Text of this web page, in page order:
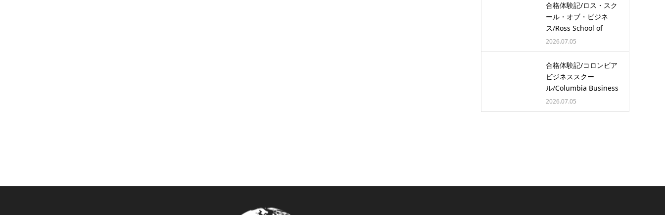
合格体験記/ロス・スク
ール・オブ・ビジネ
ス/Ross School of
Busine…
2026.07.05
合格体験記/コロンビア
ビジネススクー
ル/Columbia Business
School/…
2026.07.05